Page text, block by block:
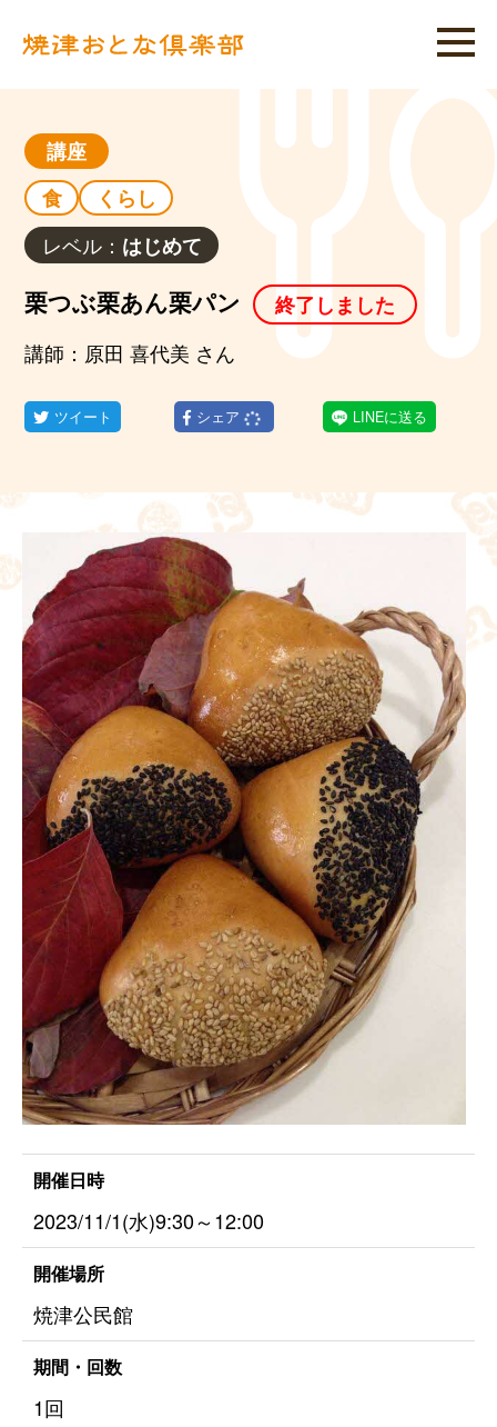
講座
食
くらし
レベル： はじめて
栗つぶ栗あん栗パン 終了しました
講師：原田 喜代美 さん
ツイート シェア LINEに送る
開催日時
2023/11/1(水)9:30～12:00
開催場所
焼津公民館
期間・回数
1回